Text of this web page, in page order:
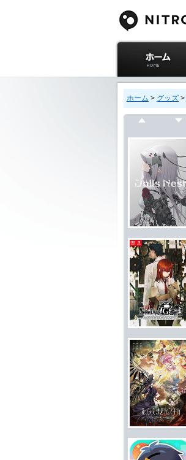
ニトロプラス公式
サイト ホーム
ホーム > グッズ >